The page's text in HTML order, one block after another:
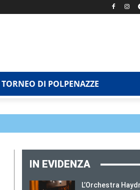
TORNEO DI POLPENAZZE
IN EVIDENZA
L’Orchestra